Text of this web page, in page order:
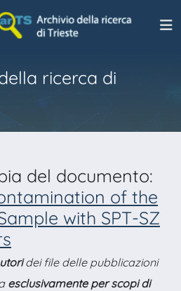
ricerca di
del documento:
of the
with SPT-SZ
dei file delle pubblicazioni
esclusivamente per scopi di